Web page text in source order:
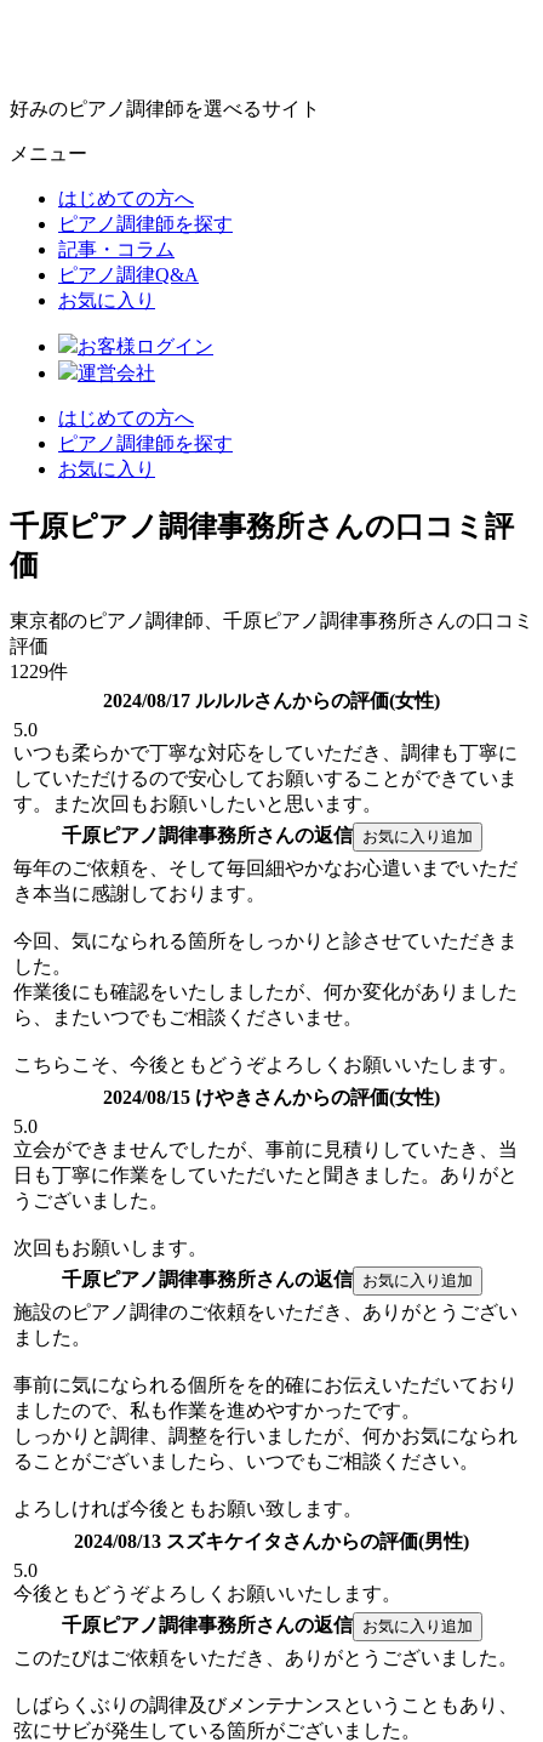
好みのピアノ調律師を選べるサイト
メニュー
はじめての方へ
ピアノ調律師を探す
記事・コラム
ピアノ調律Q&A
お気に入り
お客様ログイン
運営会社
はじめての方へ
ピアノ調律師を探す
お気に入り
千原ピアノ調律事務所さんの口コミ評
価
東京都のピアノ調律師、千原ピアノ調律事務所さんの口コミ
評価
1229件
2024/08/17 ルルルさんからの評価(女性)
5.0
いつも柔らかで丁寧な対応をしていただき、調律も丁寧に
していただけるので安心してお願いすることができていま
す。また次回もお願いしたいと思います。
千原ピアノ調律事務所さんの返信
毎年のご依頼を、そして毎回細やかなお心遣いまでいただ
き本当に感謝しております。
今回、気になられる箇所をしっかりと診させていただきま
した。
作業後にも確認をいたしましたが、何か変化がありました
ら、またいつでもご相談くださいませ。
こちらこそ、今後ともどうぞよろしくお願いいたします。
2024/08/15 けやきさんからの評価(女性)
5.0
立会ができませんでしたが、事前に見積りしていたき、当
日も丁寧に作業をしていただいたと聞きました。ありがと
うございました。
次回もお願いします。
千原ピアノ調律事務所さんの返信
施設のピアノ調律のご依頼をいただき、ありがとうござい
ました。
事前に気になられる個所をを的確にお伝えいただいており
ましたので、私も作業を進めやすかったです。
しっかりと調律、調整を行いましたが、何かお気になられ
ることがございましたら、いつでもご相談ください。
よろしければ今後ともお願い致します。
2024/08/13 スズキケイタさんからの評価(男性)
5.0
今後ともどうぞよろしくお願いいたします。
千原ピアノ調律事務所さんの返信
このたびはご依頼をいただき、ありがとうございました。
しばらくぶりの調律及びメンテナンスということもあり、
弦にサビが発生している箇所がございました。